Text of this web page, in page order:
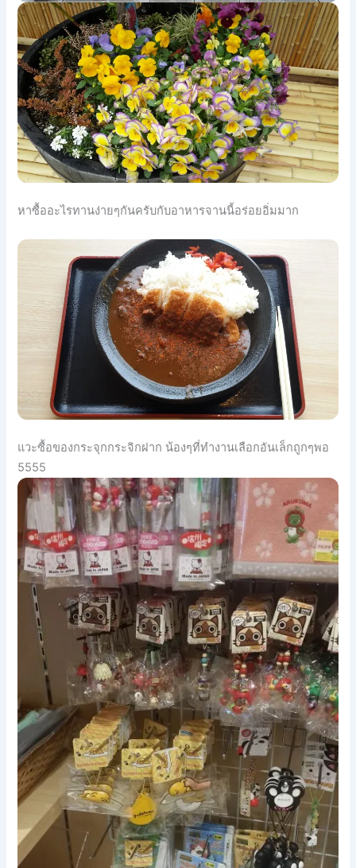
หาซื้ออะไรทานง่ายๆกันครับกับอาหารจานนี้อร่อยอิ่มมาก
แวะซื้อของกระจุกกระจิกฝาก น้องๆที่ทำงานเลือกอันเล็กถูกๆพอ
5555